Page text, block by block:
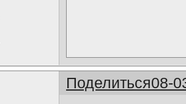
Поделиться08-